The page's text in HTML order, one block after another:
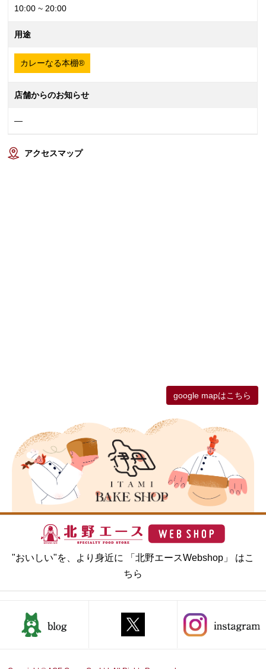
10:00 ~ 20:00
用途
カレーなる本棚®
店舗からのお知らせ
—
アクセスマップ
google mapはこちら
"おいしい"を、より身近に 「北野エースWebshop」 はこ
ちら